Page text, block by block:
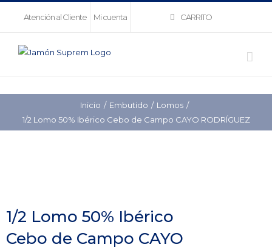
Atención al Cliente Mi cuenta CARRITO
Inicio Embutido
Lomos
1/2 Lomo 50% Ibérico Cebo de Campo CAYO RODRÍGUEZ
1/2 Lomo 50% Ibérico
Cebo de Campo CAYO